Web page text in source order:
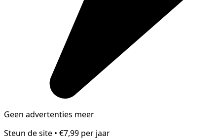
Geen advertenties meer
Steun de site • €7,99 per jaar